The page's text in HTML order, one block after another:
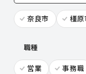
奈良市 橿原
職種
営業 事務職